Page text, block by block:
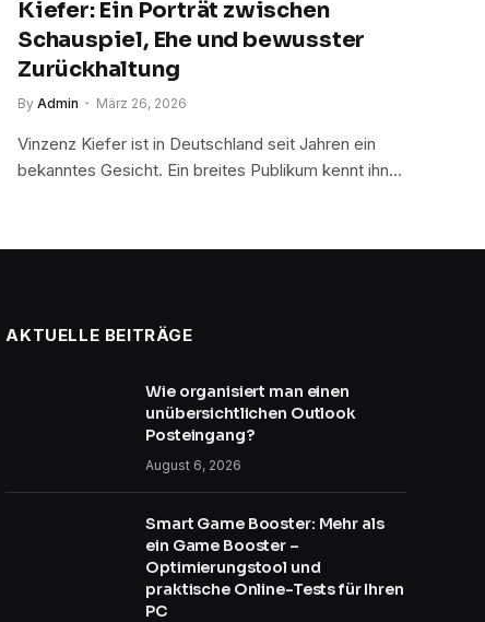
Kiefer: Ein Porträt zwischen
Schauspiel, Ehe und bewusster
Zurückhaltung
By Admin März 26, 2026
Vinzenz Kiefer ist in Deutschland seit Jahren ein
bekanntes Gesicht. Ein breites Publikum kennt ihn…
AKTUELLE BEITRÄGE
Wie organisiert man einen
unübersichtlichen Outlook
Posteingang?
August 6, 2026
Smart Game Booster: Mehr als
ein Game Booster –
Optimierungstool und
praktische Online-Tests für Ihren
PC